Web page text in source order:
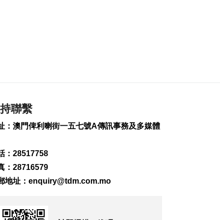
體育健康諮詢站 市民
北京澳聯:逾1500澳生
聯繫
：澳門俾利喇街一五七號A傳訊事務及多媒體
：28517758
：28716579
地址： enquiry@tdm.com.mo